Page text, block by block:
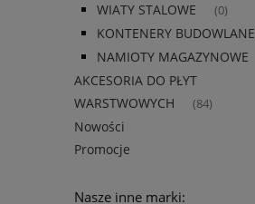
WIATY STALOWE (0)
KONTENERY BUDOWLANE
NAMIOTY MAGAZYNOWE
AKCESORIA DO PŁYT
WARSTWOWYCH
(84)
Nowości
Promocje
Nasze inne marki: